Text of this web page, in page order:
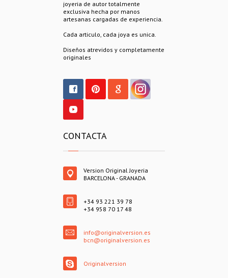
joyeria de autor totalmente
exclusiva hecha por manos
artesanas cargadas de experiencia.
Cada articulo, cada joya es unica.
Diseños atrevidos y completamente
originales
CONTACTA
Version Original Joyeria
BARCELONA - GRANADA
+34 93 221 39 78
+34 958 70 17 48
info@originalversion.es
bcn@originalversion.es
Originalversion